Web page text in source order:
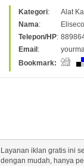
Kategori:
Alat
Nama:
Telepon/HP:
Email :
Bookmark:
Layanan iklan gratis ini
dengan mudah, hanya